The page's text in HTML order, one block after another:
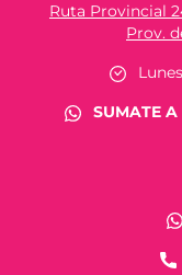
Ruta Provincial
Prov.
SUMATE A